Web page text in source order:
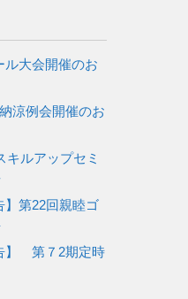
大会開催のお
涼例会開催のお
ルアップセミ
第22回親睦ゴ
】 第７2期定時